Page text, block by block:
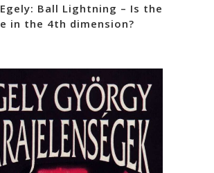
Ball Lightning – Is the
in the 4th dimension?